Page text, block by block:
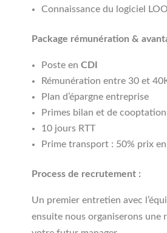
Connaissance du logiciel
Package rémunération &
Poste en CDI
Rémunération entre 30 et
Plan d’épargne entreprise
Primes bilan et de cooptation
10 jours RTT
Prime transport : 50% prix
Process de recrutement :
Un premier entretien avec
ensuite nous organiserons une